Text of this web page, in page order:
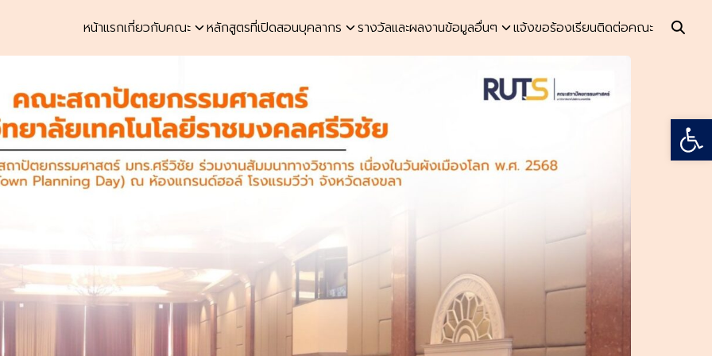
หน้าแรกเกี่ยวกับคณะ หลักสูตรที่เปิดสอนบุคลากร รางวัลและผลงานข้อมูลอื่นๆ แจ้งขอร้องเรียนติดต่อคณะ